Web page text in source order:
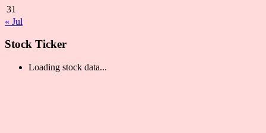
31
« Jul
Stock Ticker
Loading stock data...